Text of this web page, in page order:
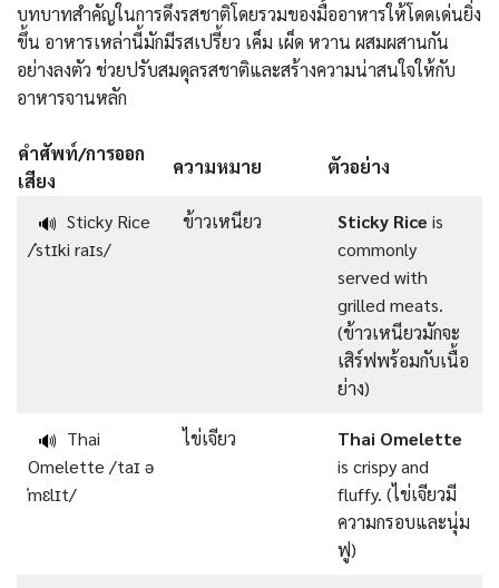
บทบาทสำคัญในการดึงรสชาติโดยรวมของมื้ออาหารให้โดดเด่นยิ่ง
ขึ้น อาหารเหล่านี้มักมีรสเปรี้ยว เค็ม เผ็ด หวาน ผสมผสานกัน
อย่างลงตัว ช่วยปรับสมดุลรสชาติและสร้างความน่าสนใจให้กับ
อาหารจานหลัก
คำศัพท์/การออก
เสียง
ความหมาย ตัวอย่าง
🔊 Sticky Rice
/ˈstɪki raɪs/
ข้าวเหนียว Sticky Rice is
commonly
served with
grilled meats.
(ข้าวเหนียวมักจะ
เสิร์ฟพร้อมกับเนื้อ
ย่าง)
🔊 Thai
Omelette /taɪ ə
ˈmɛlɪt/
ไข่เจียว
Thai Omelette
is crispy and
fluffy. (ไข่เจียวมี
ความกรอบและนุ่ม
ฟู)